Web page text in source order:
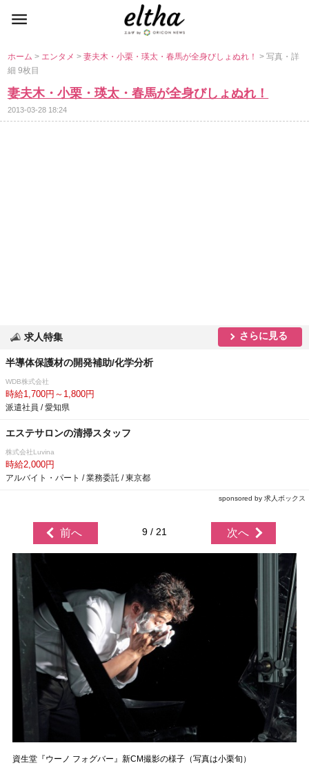
ホーム> エンタメ>妻夫木・小栗・瑛太・春馬が全身びしょぬれ！> 写真・詳
細 9枚目
妻夫木・小栗・瑛太・春馬が全身びしょぬれ！
2013-03-28 18:24
求人特集 さらに見る
半導体保護材の開発補助/化学分析
WDB株式会社
時給1,700円～1,800円
派遣社員 / 愛知県
エステサロンの清掃スタッフ
株式会社Luvina
時給2,000円
アルバイト・パート / 業務委託 / 東京都
sponsored by 求人ボックス
前へ 9 / 21 次へ
資生堂『ウーノ フォグバー』新CM撮影の様子（写真は小栗旬）